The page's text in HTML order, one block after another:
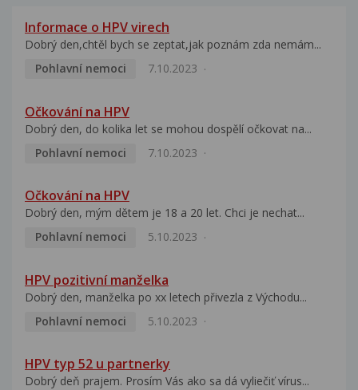
Informace o HPV virech
Dobrý den,chtěl bych se zeptat,jak poznám zda nemám...
Pohlavní nemoci
7.10.2023
Očkování na HPV
Dobrý den, do kolika let se mohou dospělí očkovat na...
Pohlavní nemoci
7.10.2023
Očkování na HPV
Dobrý den, mým dětem je 18 a 20 let. Chci je nechat...
Pohlavní nemoci
5.10.2023
HPV pozitivní manželka
Dobrý den, manželka po xx letech přivezla z Východu...
Pohlavní nemoci
5.10.2023
HPV typ 52 u partnerky
Dobrý deň prajem. Prosím Vás ako sa dá vyliečiť vírus...